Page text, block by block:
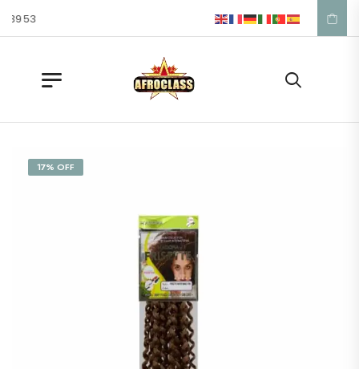
39 53
17% OFF